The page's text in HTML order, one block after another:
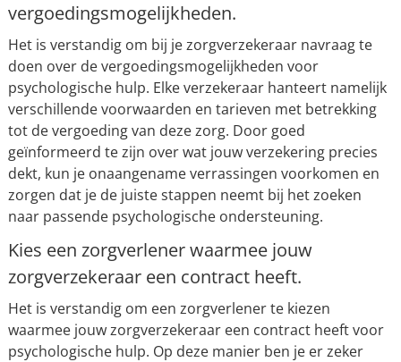
vergoedingsmogelijkheden.
Het is verstandig om bij je zorgverzekeraar navraag te
doen over de vergoedingsmogelijkheden voor
psychologische hulp. Elke verzekeraar hanteert namelijk
verschillende voorwaarden en tarieven met betrekking
tot de vergoeding van deze zorg. Door goed
geïnformeerd te zijn over wat jouw verzekering precies
dekt, kun je onaangename verrassingen voorkomen en
zorgen dat je de juiste stappen neemt bij het zoeken
naar passende psychologische ondersteuning.
Kies een zorgverlener waarmee jouw
zorgverzekeraar een contract heeft.
Het is verstandig om een zorgverlener te kiezen
waarmee jouw zorgverzekeraar een contract heeft voor
psychologische hulp. Op deze manier ben je er zeker